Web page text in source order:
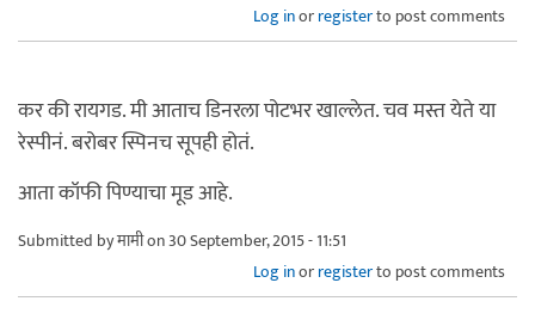
Log inorregisterto post comments
कर की रायगड. मी आताच डिनरला पोटभर खाल्लेत. चव मस्त येते या
रेस्पीनं. बरोबर स्पिनच सूपही होतं.
आता कॉफी पिण्याचा मूड आहे.
Submitted byमामीon 30 September, 2015 - 11:51
Log inorregisterto post comments